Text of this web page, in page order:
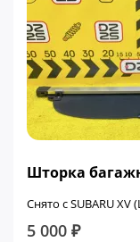
Шторка
Снято с SUBARU
5 000 ₽